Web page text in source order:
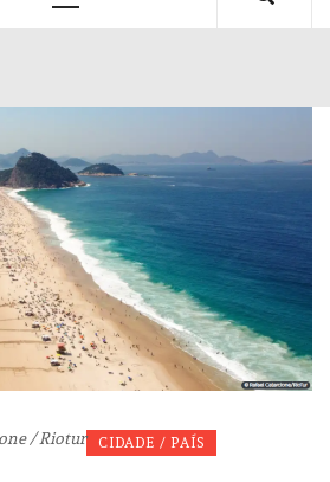
/ Riotur CIDADE / PAÍS